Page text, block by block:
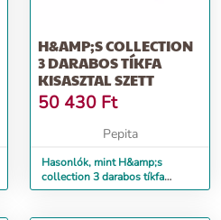
H&AMP;S COLLECTION
3 DARABOS TÍKFA
KISASZTAL SZETT
50 430 Ft
Pepita
Hasonlók, mint H&amp;s
collection 3 darabos tíkfa
kisasztal szett